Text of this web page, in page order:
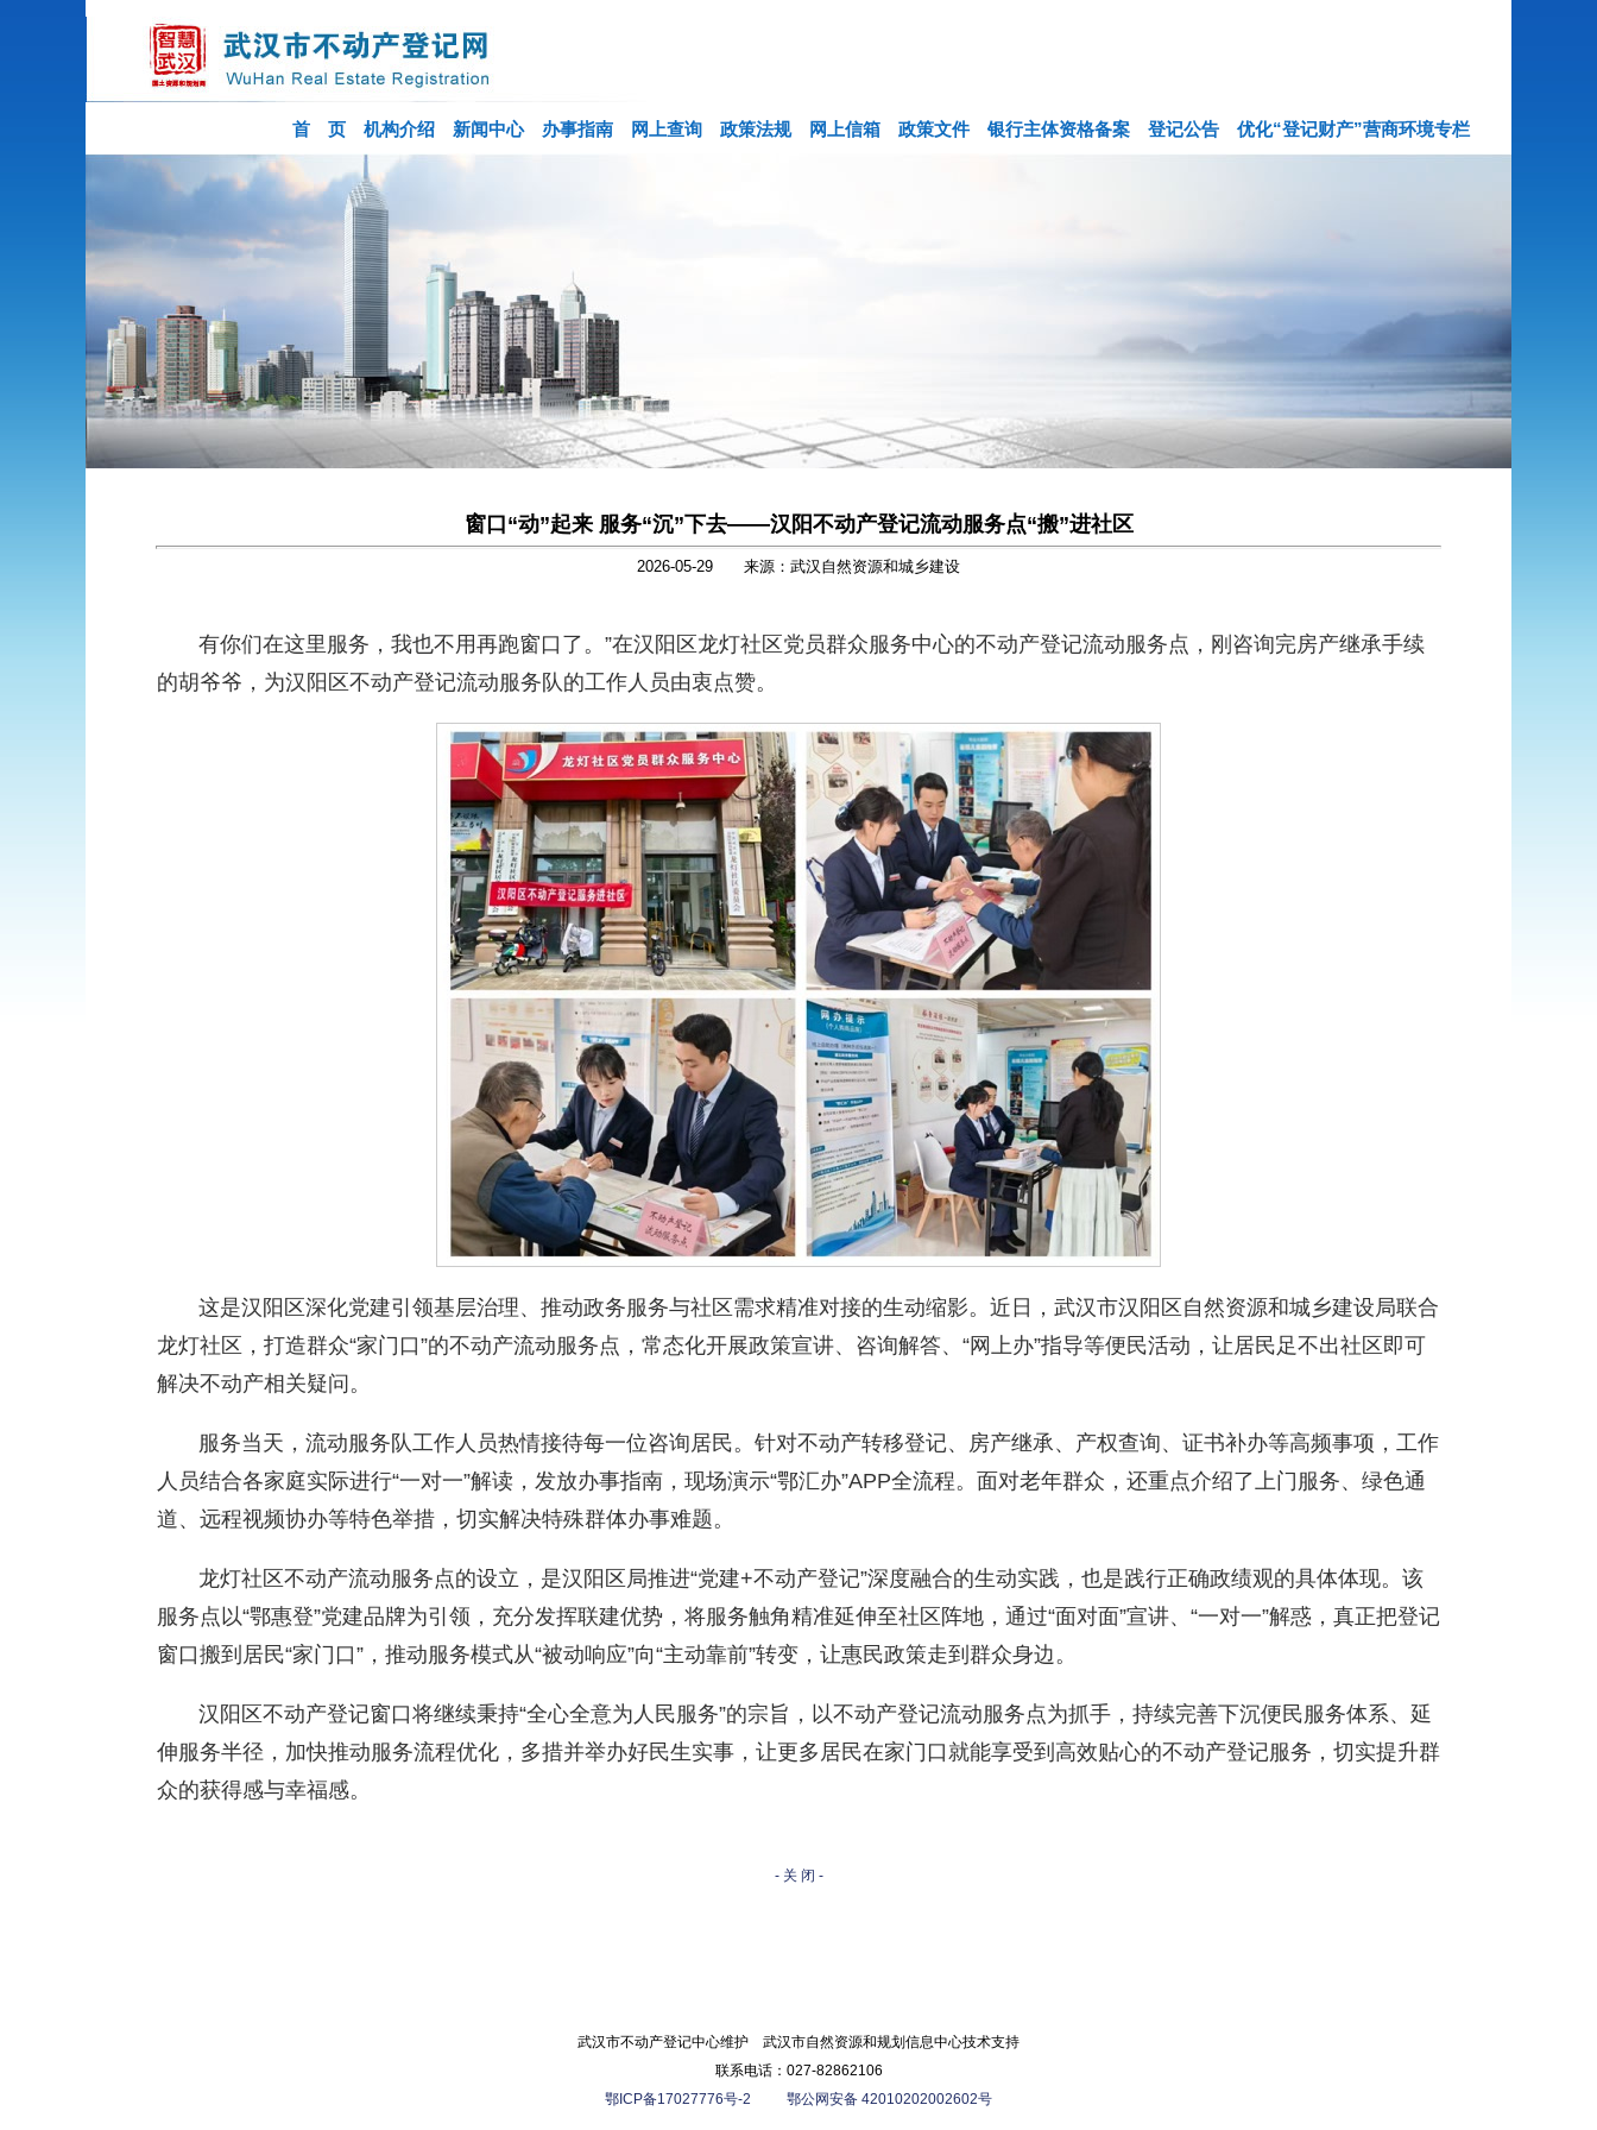
首 页 机构介绍 新闻中心 办事指南 网上查询 政策法规 网上信箱 政策文件 银行主体资格备案 登记公告 优化“登记财产”营商环境专栏
窗口“动”起来 服务“沉”下去——汉阳不动产登记流动服务点“搬”进社区
2026-05-29 来源：武汉自然资源和城乡建设
有你们在这里服务，我也不用再跑窗口了。”在汉阳区龙灯社区党员群众服务中心的不动产登记流动服务点，刚咨询完房产继承手续
的胡爷爷，为汉阳区不动产登记流动服务队的工作人员由衷点赞。
这是汉阳区深化党建引领基层治理、推动政务服务与社区需求精准对接的生动缩影。近日，武汉市汉阳区自然资源和城乡建设局联合
龙灯社区，打造群众“家门口”的不动产流动服务点，常态化开展政策宣讲、咨询解答、“网上办”指导等便民活动，让居民足不出社区即可
解决不动产相关疑问。
服务当天，流动服务队工作人员热情接待每一位咨询居民。针对不动产转移登记、房产继承、产权查询、证书补办等高频事项，工作
人员结合各家庭实际进行“一对一”解读，发放办事指南，现场演示“鄂汇办”APP全流程。面对老年群众，还重点介绍了上门服务、绿色通
道、远程视频协办等特色举措，切实解决特殊群体办事难题。
龙灯社区不动产流动服务点的设立，是汉阳区局推进“党建+不动产登记”深度融合的生动实践，也是践行正确政绩观的具体体现。该
服务点以“鄂惠登”党建品牌为引领，充分发挥联建优势，将服务触角精准延伸至社区阵地，通过“面对面”宣讲、“一对一”解惑，真正把登记
窗口搬到居民“家门口”，推动服务模式从“被动响应”向“主动靠前”转变，让惠民政策走到群众身边。
汉阳区不动产登记窗口将继续秉持“全心全意为人民服务”的宗旨，以不动产登记流动服务点为抓手，持续完善下沉便民服务体系、延
伸服务半径，加快推动服务流程优化，多措并举办好民生实事，让更多居民在家门口就能享受到高效贴心的不动产登记服务，切实提升群
众的获得感与幸福感。
- 关 闭 -
武汉市不动产登记中心维护 武汉市自然资源和规划信息中心技术支持
联系电话：027-82862106
鄂ICP备17027776号-2
鄂公网安备 42010202002602号